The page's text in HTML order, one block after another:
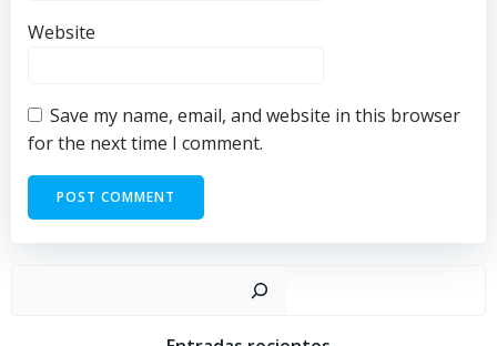
Website
Save my name, email, and website in this browser
for the next time I comment.